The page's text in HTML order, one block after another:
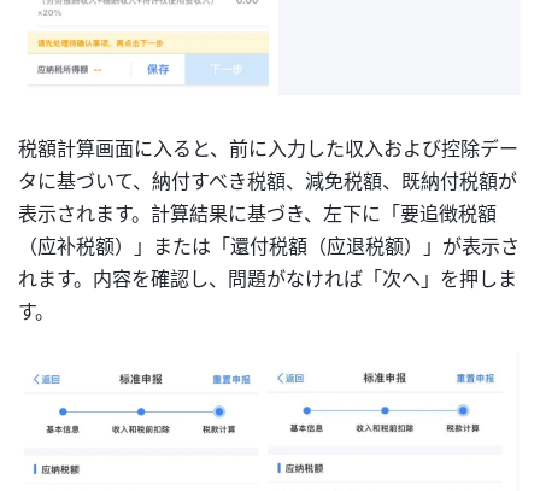
税額計算画面に入ると、前に入力した収入および控除デー
タに基づいて、納付すべき税額、減免税額、既納付税額が
表示されます。計算結果に基づき、左下に「要追徴税額
（应补税额）」または「還付税額（应退税额）」が表示さ
れます。内容を確認し、問題がなければ「次へ」を押しま
す。